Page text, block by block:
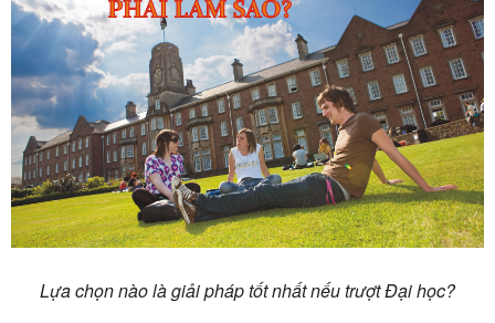
Lựa chọn nào là giải pháp tốt nhất nếu trượt Đại học?